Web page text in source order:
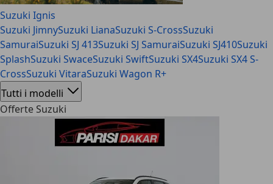
Suzuki Ignis
Suzuki JimnySuzuki LianaSuzuki S-CrossSuzuki
SamuraiSuzuki SJ 413Suzuki SJ SamuraiSuzuki SJ410Suzuki
SplashSuzuki SwaceSuzuki SwiftSuzuki SX4Suzuki SX4 S-
CrossSuzuki VitaraSuzuki Wagon R+
Tutti i modelli
Offerte Suzuki